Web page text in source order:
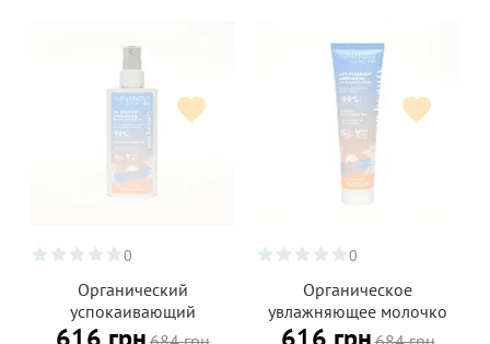
0
Органический
успокаивающий
охлаждающий гель-спрей
0
Органическое
увлажняющее молочко
после загара для лица и